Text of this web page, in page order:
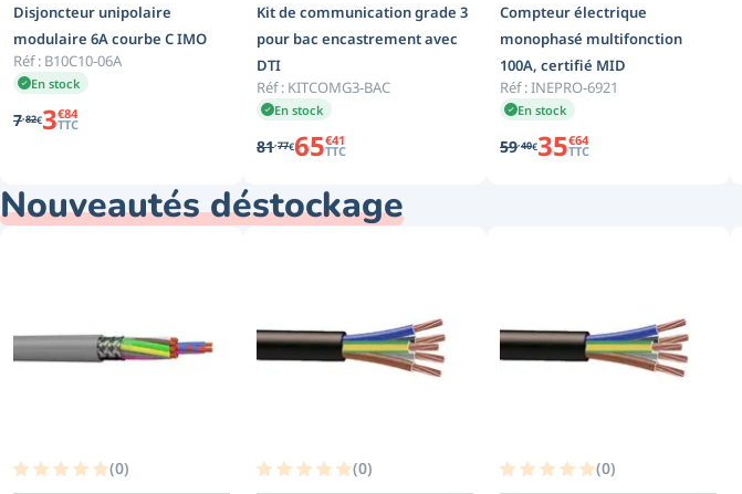
Disjoncteur unipolaire
modulaire 6A courbe C IMO
Réf : B10C10-06A
En stock
7 82€3€84
TTC
Kit de communication grade 3
pour bac encastrement avec
DTI
Réf : KITCOMG3-BAC
En stock
81 77€65€41
TTC
Compteur électrique
monophasé multifonction
100A, certifié MID
Réf :INEPRO-6921
En stock
59 40€35€64
TTC
Nouveautés déstockage
(0) (0) (0)